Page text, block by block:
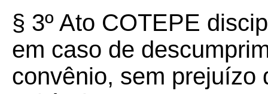
§ 3º Ato COTEPE
em caso de
convênio, sem prejuízo